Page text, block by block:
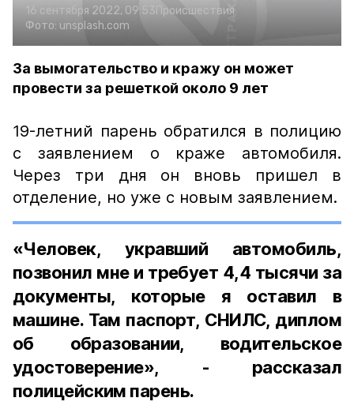
16 сентября 2022, 09:53Происшествия
Фото: unsplash.com
За вымогательство и кражу он может
провести за решеткой около 9 лет
19-летний парень обратился в полицию
с заявлением о краже автомобиля.
Через три дня он вновь пришел в
отделение, но уже с новым заявлением.
«Человек, укравший автомобиль,
позвонил мне и требует 4,4 тысячи за
документы, которые я оставил в
машине. Там паспорт, СНИЛС, диплом
об образовании, водительское
удостоверение», - рассказал
полицейским парень.